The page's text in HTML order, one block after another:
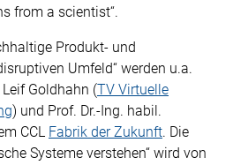
from a scientist“.
Produkt- und
Umfeld“ werden u.a.
Goldhahn (TV Virtuelle
) und Prof. Dr.-Ing. habil.
CCL Fabrik der Zukunft. Die
Systeme verstehen“ wird von